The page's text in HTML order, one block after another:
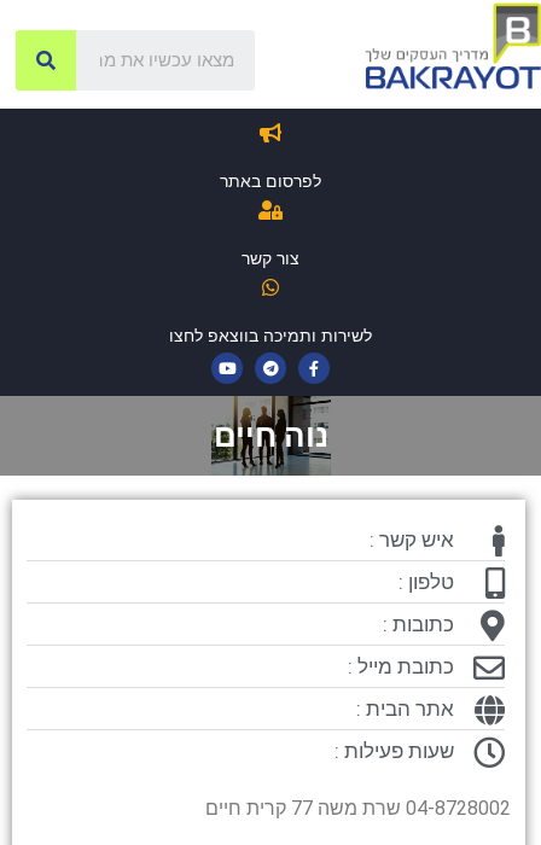
לפרסום באתר
צור קשר
לשירות ותמיכה בווצאפ לחצו
נוה חיים
איש קשר :
טלפון :
כתובות :
כתובת מייל :
אתר הבית :
שעות פעילות :
04-8728002 שרת משה 77 קרית חיים